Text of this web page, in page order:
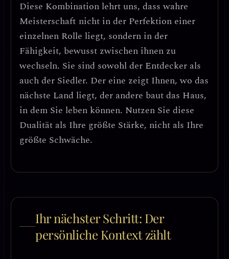
Diese Kombination lehrt uns, dasswahre
Meisterschaft nicht in der Perfektion einer
einzelnen Rolle liegt, sondern in der
Fähigkeit, bewusst zwischen ihnen zu
wechseln. Sie sind sowohl der Entdecker als
auch der Siedler. Der eine zeigt Ihnen, wo das
nächste Land liegt, der andere baut das Haus,
in dem Sie leben können. Nutzen Sie diese
Dualität als Ihre größte Stärke, nicht als Ihre
größte Schwäche.
Ihr nächster Schritt: Der
persönliche Kontext zählt